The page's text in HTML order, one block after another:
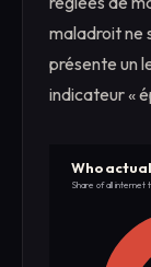
maladroit ne
présente un
indicateur «
Who
Share of all internet